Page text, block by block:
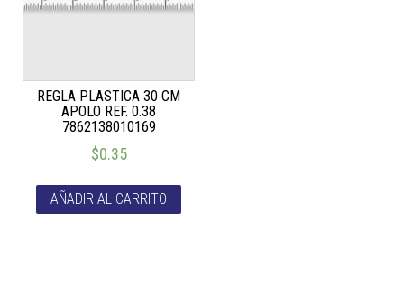
REGLA PLASTICA 30 CM
APOLO REF. 0.38
7862138010169
$0.35
AÑADIR AL CARRITO